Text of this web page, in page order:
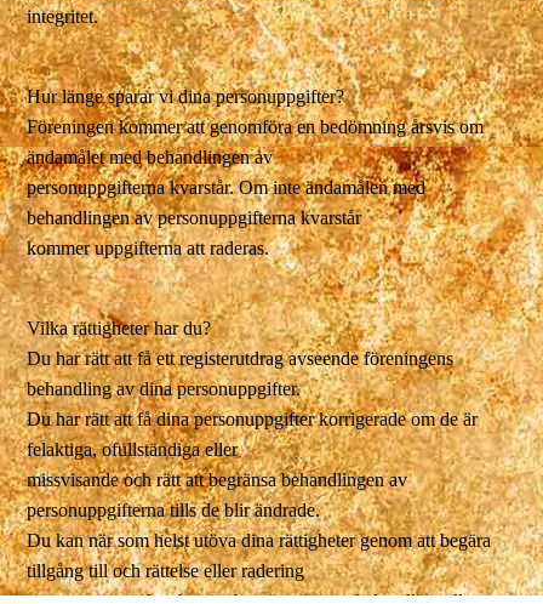
integritet.
Hur länge sparar vi dina personuppgifter?
Föreningen kommer att genomföra en bedömning årsvis om
ändamålet med behandlingen av
personuppgifterna kvarstår. Om inte ändamålen med
behandlingen av personuppgifterna kvarstår
kommer uppgifterna att raderas.
Vilka rättigheter har du?
Du har rätt att få ett registerutdrag avseende föreningens
behandling av dina personuppgifter.
Du har rätt att få dina personuppgifter korrigerade om de är
felaktiga, ofullständiga eller
missvisande och rätt att begränsa behandlingen av
personuppgifterna tills de blir ändrade.
Du kan när som helst utöva dina rättigheter genom att begära
tillgång till och rättelse eller radering